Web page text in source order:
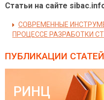
Статьи на сайте
СОВРЕМЕННЫЕ
ПРОЦЕССЕ РАЗРАБОТКИ
ПУБЛИКАЦИИ СТАТЕЙ
РИНЦ